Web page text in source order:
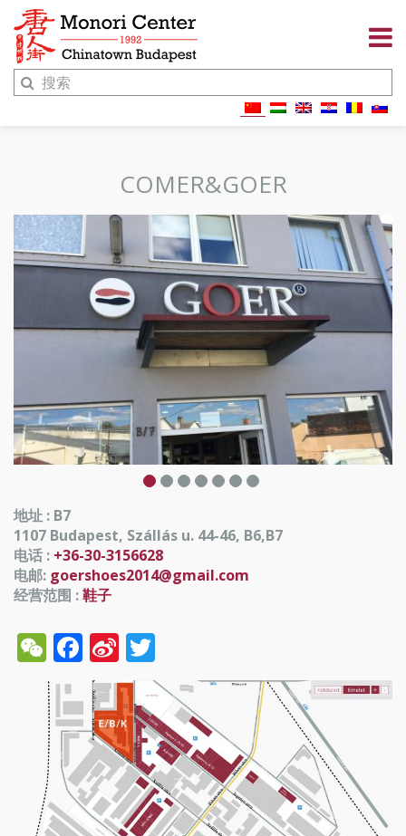
COMER&GOER
地址 : B7
1107 Budapest, Szállás u. 44-46, B6,B7
电话 : +36-30-3156628
电邮: goershoes2014@gmail.com
经营范围 :鞋子
WeChat
Facebook
Sina
Weibo